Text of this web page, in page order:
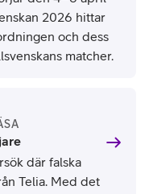
2026 hittar
och dess
matcher.
där falska
Telia. Med det